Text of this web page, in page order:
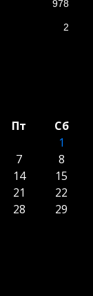
978
2
Пт
Сб
1
7
8
14
15
21
22
28
29